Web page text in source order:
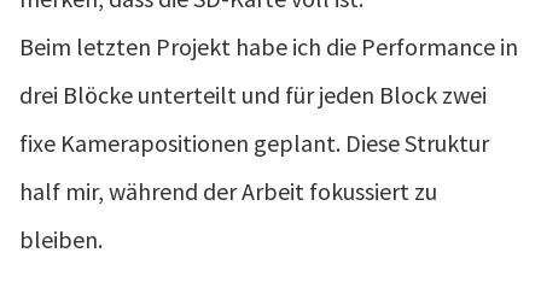
Beim letzten Projekt habe ich die Performance in
drei Blöcke unterteilt und für jeden Block zwei
fixe Kamerapositionen geplant. Diese Struktur
half mir, während der Arbeit fokussiert zu
bleiben.